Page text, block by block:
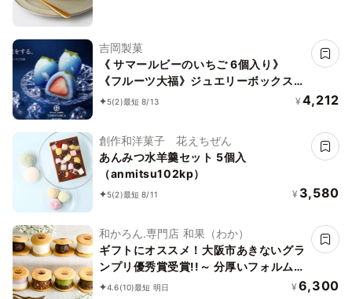
吉岡製菓
《 サマールビーのいちご 6個入り》
《フルーツ大福》ジュエリーボックス
《ルビーのいちご》 DAIFUKU ありがと
5(2)最短 8/13 ¥ 4,212
創作和洋菓子 花えちぜん
あんみつ水羊羹セット 5個入
（anmitsu102kp）
5(2)最短 8/11 ¥ 3,580
和かろん.専門店 和果（わか）
ギフトにオススメ！大阪市あきないグラ
ンプリ優秀賞受賞!!～ 分厚いフォルムが
人気の生どらやき 和スイーツ「和かろ
4.6(10)最短 明日 ¥ 6,300